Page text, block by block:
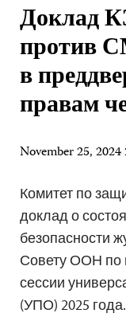
Доклад
против
в
правам
November 25,
Комитет по
доклад о
безопасности
Совету ООН по
сессии
(УПО) 2025